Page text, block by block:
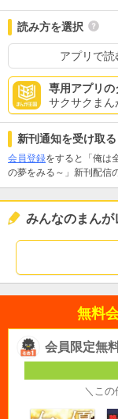
読み方を選択
アプリで読
専用アプリの
サクサクまん
新刊通知を受け取る
会員登録をすると「俺は
の夢をみる～」新刊配信
みんなのまんが
無料
会員限定無
＼この